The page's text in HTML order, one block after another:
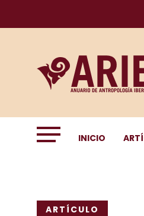
INICIO
ARTÍCULO